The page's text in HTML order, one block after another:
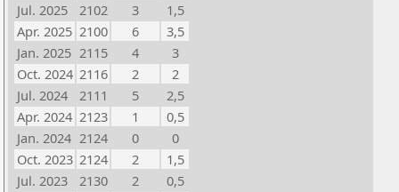
Jul. 2025
2102 3
1,5
Apr. 2025 2100 6
3,5
Jan. 2025 2115 4
3
Oct. 2024 2116 2
2
Jul. 2024
2111 5
2,5
Apr. 2024 2123 1
0,5
Jan. 2024 2124 0
0
Oct. 2023 2124 2
1,5
Jul. 2023
2130 2
0,5